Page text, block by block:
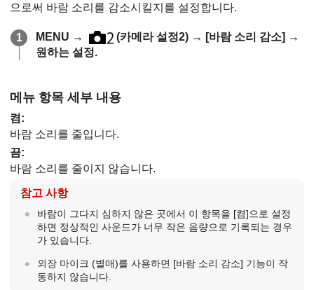
으로써 바람 소리를 감소시킬지를 설정합니다.
MENU → (카메라 설정2) → [바람 소리 감소] →
원하는 설정.
메뉴 항목 세부 내용
켬 :
바람 소리를 줄입니다.
끔:
바람 소리를 줄이지 않습니다.
참고 사항
바람이 그다지 심하지 않은 곳에서 이 항목을 [켬]으로 설정
하면 정상적인 사운드가 너무 작은 음량으로 기록되는 경우
가 있습니다.
외장 마이크 (별매)를 사용하면 [바람 소리 감소] 기능이 작
동하지 않습니다.